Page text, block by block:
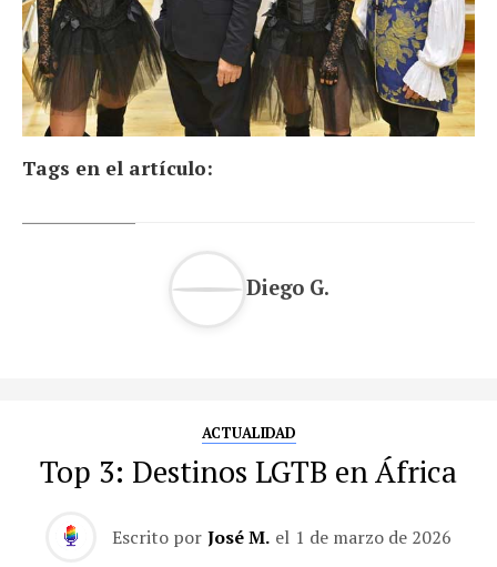
Tags en el artículo:
Diego G.
ACTUALIDAD
Top 3: Destinos LGTB en África
Escrito por José M. el 1 de marzo de 2026